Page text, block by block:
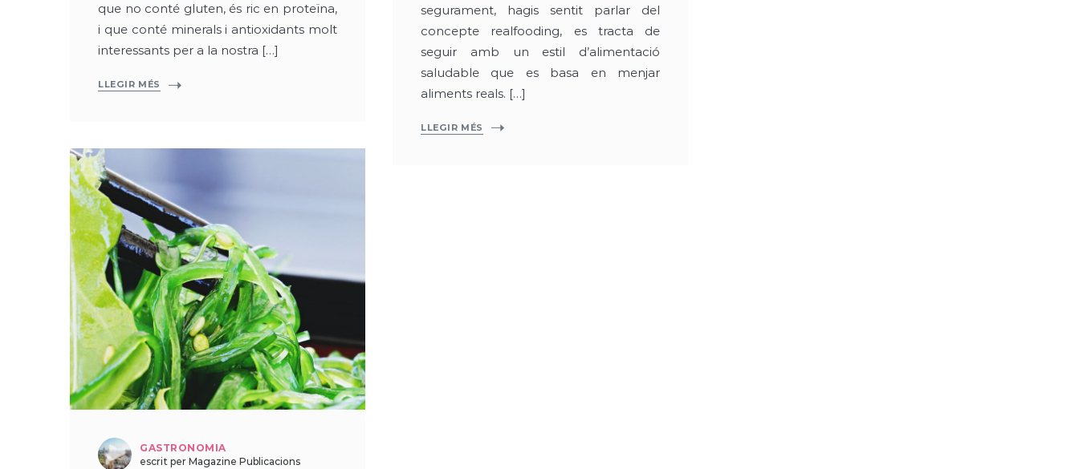
que no conté gluten, és ric en proteïna,
i que conté minerals i antioxidants molt
interessants per a la nostra […]
LLEGIR MÉS
segurament, hagis sentit parlar del
concepte realfooding, es tracta de
seguir amb un estil d’alimentació
saludable que es basa en menjar
aliments reals. […]
LLEGIR MÉS
GASTRONOMIA
escrit per Magazine Publicacions